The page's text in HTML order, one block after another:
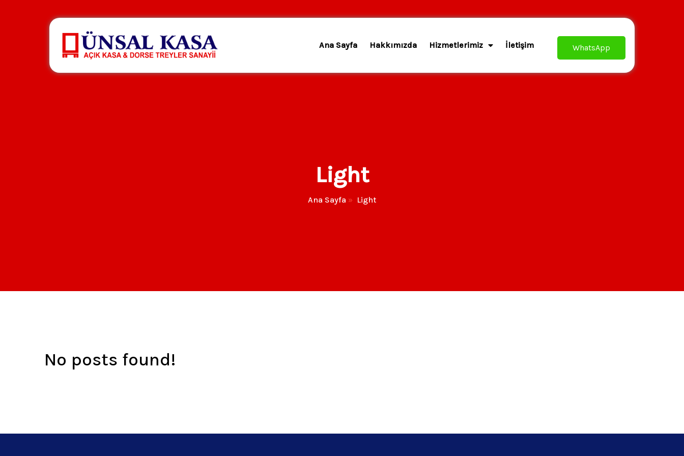
Ana Sayfa Hakkımızda Hizmetlerimiz İletişim WhatsApp
Light
Ana Sayfa » Light
No posts found!